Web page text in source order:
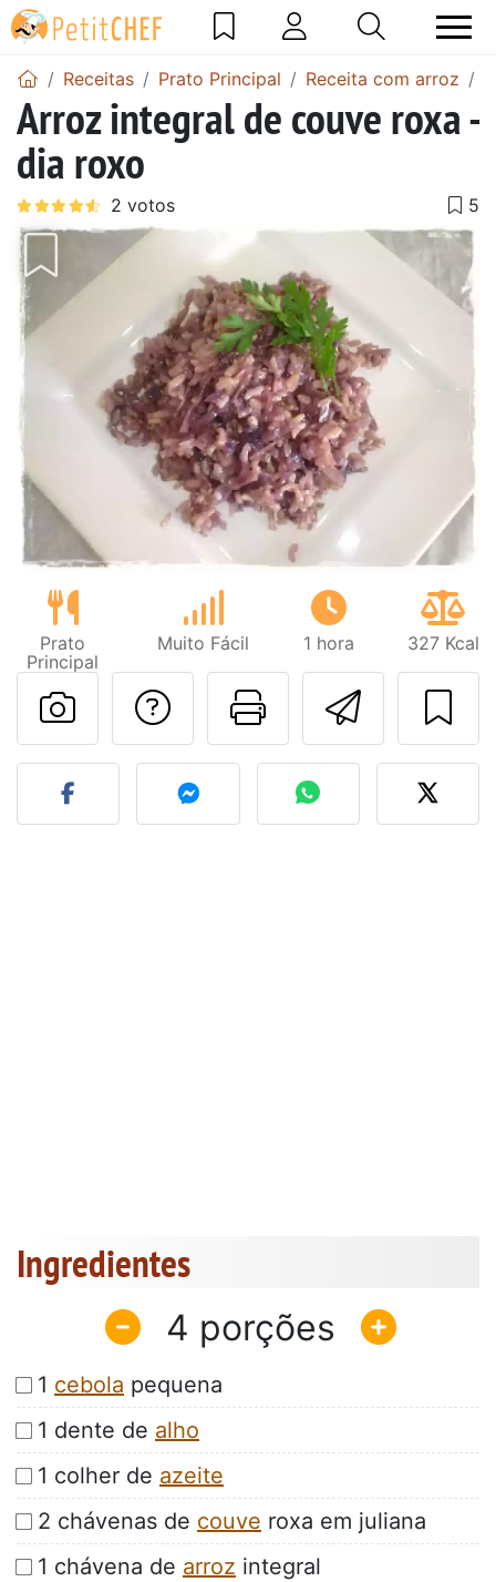
Receitas Prato Principal Receita com arroz
Arroz integral de couve roxa -
dia roxo
Prato
Principal
Muito Fácil 1 hora 327 Kcal
Imprima
Falar com o autor
Fez esta receita?
Ingredientes
4
1 cebola pequena
1 dente de alho
1 colher de azeite
2 chávenas de couve roxa em juliana
1 chávena de arroz integral